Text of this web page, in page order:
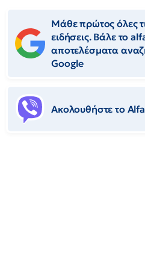
Μάθε πρώτος όλες
ειδήσεις. Βάλε το
αποτελέσματα
Google
Ακολουθήστε το